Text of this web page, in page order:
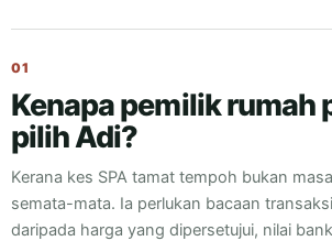
01
Kenapa pemilik rumah
pilih Adi?
Kerana kes SPA tamat tempoh bukan
semata-mata. Ia perlukan bacaan
daripada harga yang dipersetujui, nilai